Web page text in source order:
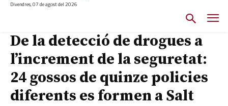
Divendres, 07 de agost del 2026
De la detecció de drogues a
l’increment de la seguretat:
24 gossos de quinze policies
diferents es formen a Salt